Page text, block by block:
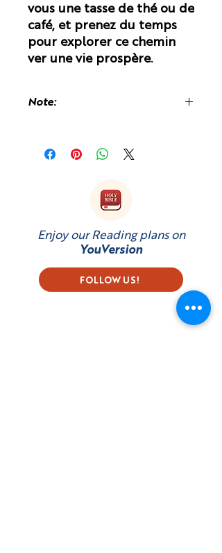
vous une tasse de thé ou de
café, et prenez du temps
pour explorer ce chemin
ver une vie prospère.
Note:
car il est imprimé et expédié depuis
Enjoy our Reading plans on
YouVersion
FOLLOW US!